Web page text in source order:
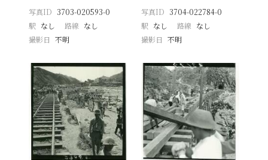
写真ID 3703-020593-0
駅 なし 路線 なし
撮影日
不明
写真ID 3704-022784-0
駅 なし 路線 なし
撮影日 不明